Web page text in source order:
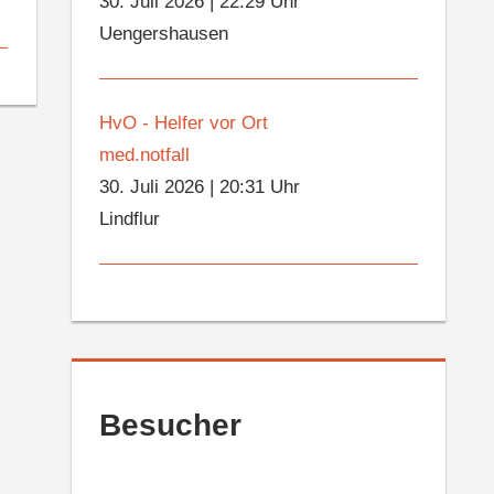
Uengershausen
HvO - Helfer vor Ort
med.notfall
30. Juli 2026 |20:31 Uhr
Lindflur
Besucher